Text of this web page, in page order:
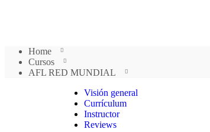
Home
Cursos
AFL RED MUNDIAL
Visión general
Currículum
Instructor
Reviews